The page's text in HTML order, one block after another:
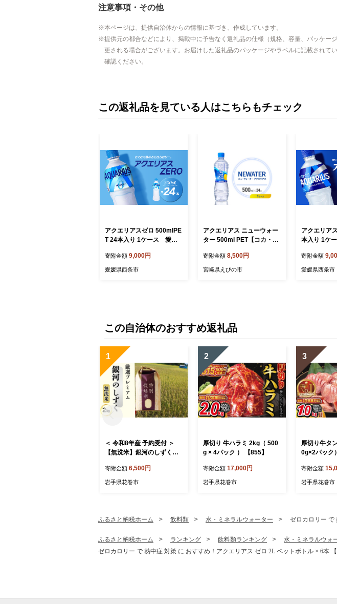
注意事項・その他
本ページは、提供自治体からの情報に基づき、作成しています。
提供元の都合などにより、掲載中に予告なく返礼品の仕様（規格、容量、パッケー
更される場合がございます。お届けした返礼品のパッケージやラベルに記載されて
確認ください。
この返礼品を見ている人はこちらもチェック
アクエリアスゼロ 500mlPE
T 24本入り 1ケース 愛媛
ク アクエリ ゼロカロリー
水分補給 熱中症対策 清涼飲
寄附金額 9,000円
愛媛県西条市
アクエリアス ニューウォー
ター 500ml PET【コカ・コ
ス(24本) セット スポーツド
リンク スポドリ カロリーゼ
寄附金額 8,500円
宮崎県えびの市
アクエリア
本入り 1ケース 愛媛県西
アクエリ 水
策 清涼飲料
寄附金額
愛媛県西条市
この自治体のおすすめ返礼品
1
＜ 令和8年産 予約受付 ＞
【無洗米】銀河のしずく厳
化学肥料）2kg 【2083】
寄附金額 6,500円
岩手県花巻市
2
厚切り 牛ハラミ 2kg（ 500
g × 4パック ） 【855】
寄附金額 17,000円
岩手県花巻市
3
厚切り牛タ
0g×2パック
寄附金額
岩手県花巻市
ふるさと納税ホーム 飲料類 水・ミネラルウォーター ゼロカロリー で
ふるさと納税ホーム ランキング 飲料類ランキング
水・ミネラルウォ
ゼロカロリー で 熱中症 対策 に おすすめ！アクエリアス ゼロ 2L ペットボトル × 6本 【